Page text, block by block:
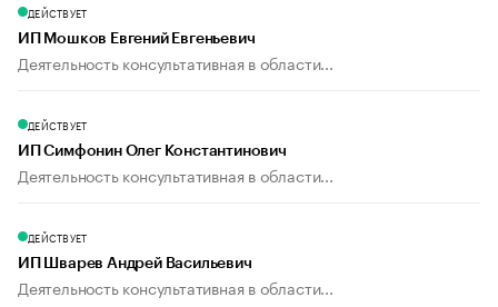
ДЕЙСТВУЕТ
ИП Мошков Евгений Евгеньевич
Деятельность консультативная в области...
ДЕЙСТВУЕТ
ИП Симфонин Олег Константинович
Деятельность консультативная в области...
ДЕЙСТВУЕТ
ИП Шварев Андрей Васильевич
Деятельность консультативная в области...